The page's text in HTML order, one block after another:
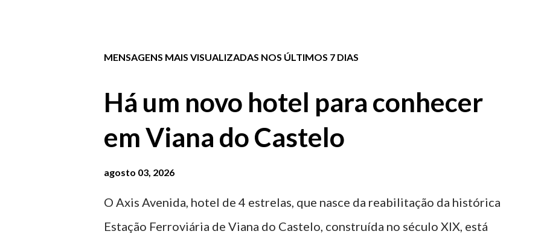
MENSAGENS MAIS VISUALIZADAS NOS ÚLTIMOS 7 DIAS
Há um novo hotel para conhecer
em Viana do Castelo
agosto 03, 2026
O Axis Avenida, hotel de 4 estrelas, que nasce da reabilitação da histórica
Estação Ferroviária de Viana do Castelo, construída no século XIX, está